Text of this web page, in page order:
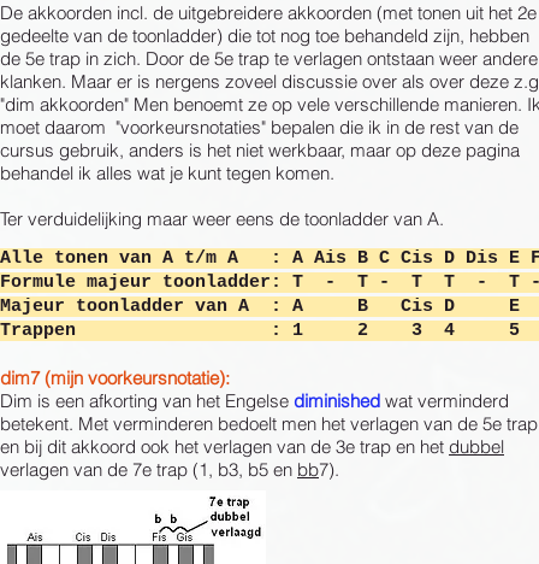
De akkoorden incl. de uitgebreidere akkoorden (met tonen uit het 2e
gedeelte van de toonladder) die tot nog toe behandeld zijn, hebben
de 5e trap in zich. Door de 5e trap te verlagen ontstaan weer andere
klanken. Maar er is nergens zoveel discussie over als over deze
"dim akkoorden" Men benoemt ze op vele verschillende manieren.
moet daarom "voorkeursnotaties" bepalen die ik in de rest van de
cursus gebruik, anders is het niet werkbaar, maar op deze pagina
behandel ik alles wat je kunt tegen komen.
Ter verduidelijking maar weer eens de toonladder van A.
​Alle tonen van A t/m A : A Ais B C Cis D Dis E
Formule majeur toonladder:
T - T - T T - T
Majeur toonladder van A : A B Cis D
Trappen : 1 2 3 4 5
dim7 (mijn voorkeursnotatie):
Dim is een afkorting van het Engelse diminished wat verminderd
betekent. Met verminderen bedoelt men het verlagen van de 5e trap
en bij dit akkoord ook het verlagen van de 3e trap en het dubbel
verlagen van de 7e trap (1, b3, b5 en bb7).